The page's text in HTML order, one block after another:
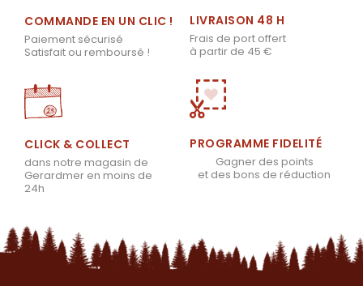
COMMANDE EN UN CLIC !
Paiement sécurisé
Satisfait ou remboursé !
LIVRAISON 48 H
Frais de port offert
à partir de 45 €
CLICK & COLLECT
dans notre magasin de
Gerardmer en moins de
24h
PROGRAMME FIDELITÉ
Gagner des points
et des bons de réduction